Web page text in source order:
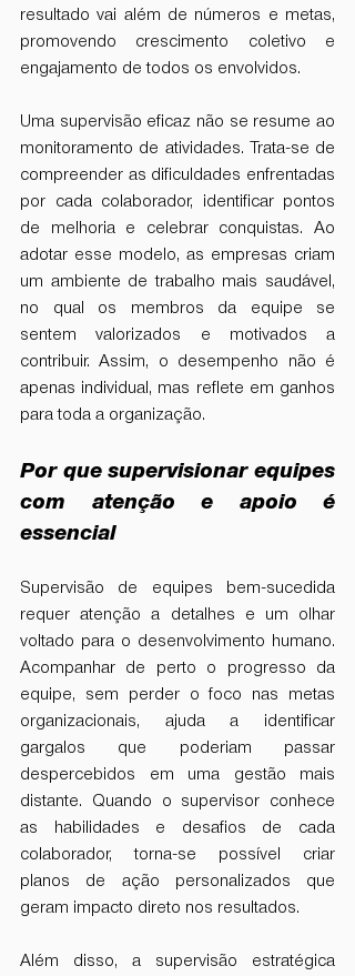
resultado vai além de números e metas,
promovendo crescimento coletivo e
engajamento de todos os envolvidos.
Uma supervisão eficaz não se resume ao
monitoramento de atividades. Trata-se de
compreender as dificuldades enfrentadas
por cada colaborador, identificar pontos
de melhoria e celebrar conquistas. Ao
adotar esse modelo, as empresas criam
um ambiente de trabalho mais saudável,
no qual os membros da equipe se
sentem valorizados e motivados a
contribuir. Assim, o desempenho não é
apenas individual, mas reflete em ganhos
para toda a organização.
Por que supervisionar equipes
com atenção e apoio é
essencial
Supervisão de equipes bem-sucedida
requer atenção a detalhes e um olhar
voltado para o desenvolvimento humano.
Acompanhar de perto o progresso da
equipe, sem perder o foco nas metas
organizacionais, ajuda a identificar
gargalos que poderiam passar
despercebidos em uma gestão mais
distante. Quando o supervisor conhece
as habilidades e desafios de cada
colaborador, torna-se possível criar
planos de ação personalizados que
geram impacto direto nos resultados.
Além disso, a supervisão estratégica